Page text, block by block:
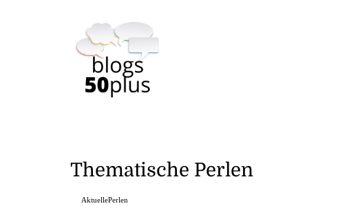
Thematische Perlen
AktuellePerlen